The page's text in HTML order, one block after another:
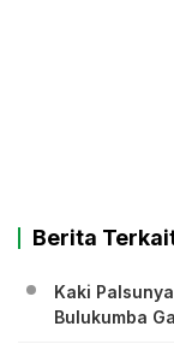
Berita
Kaki
Bulukumba